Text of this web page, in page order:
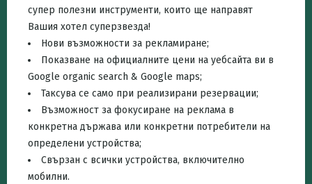
супер полезни инструменти, които ще направят
Вашия хотел суперзвезда!
Нови възможности за рекламиране;
Показване на официалните цени на уебсайта ви в
Google organic search & Google maps;
Таксува се само при реализирани резервации;
Възможност за фокусиране на реклама в
конкретна държава или конкретни потребители на
определени устройства;
Свързан с всички устройства, включително
мобилни.